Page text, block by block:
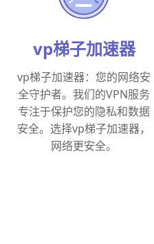
vp梯子加速器
vp梯子加速器：您的网络安
全守护者。我们的VPN服务
专注于保护您的隐私和数据
安全。选择vp梯子加速器，
网络更安全。